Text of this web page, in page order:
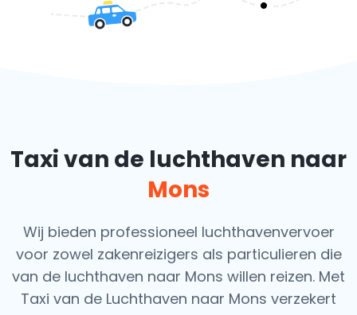
Taxi van de luchthaven naar
Mons
Wij bieden professioneel luchthavenvervoer
voor zowel zakenreizigers als particulieren die
van de luchthaven naar Mons willen reizen. Met
Taxi van de Luchthaven naar Mons verzekert